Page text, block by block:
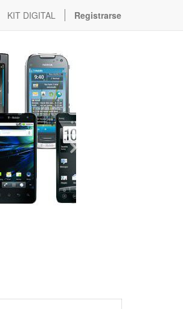
KIT DIGITAL Registrarse